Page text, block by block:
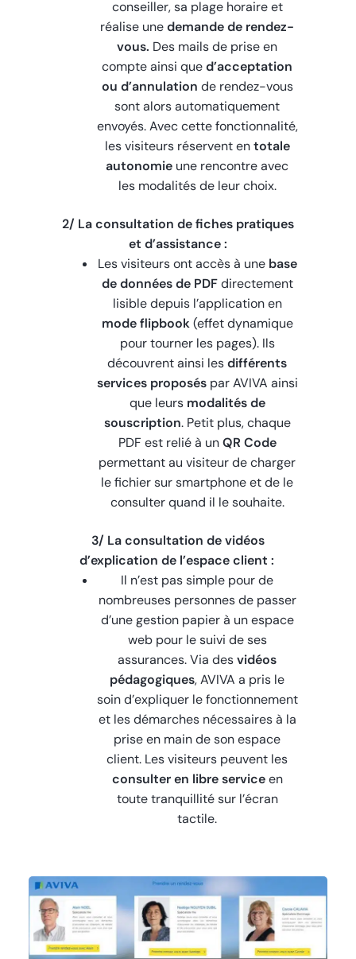
conseiller, sa plage horaire et
réalise unedemande de rendez-
vous. Des mails de prise en
compteainsi qued’acceptation
ou d’annulation de rendez-vous
sont alors automatiquement
envoyés. Avec cette fonctionnalité,
les visiteurs réservent entotale
autonomie une rencontre avec
les modalités de leur choix.
2/ La consultation de fiches pratiques
et d’assistance :
Les visiteurs ont accès à une base
de données de PDFdirectement
lisible depuis l’application en
mode flipbook(effet dynamique
pour tourner les pages). Ils
découvrent ainsi lesdifférents
services proposés par AVIVA ainsi
que leurs modalités de
souscription. Petit plus, chaque
PDF est relié à unQR Code
permettant au visiteur de charger
le fichier sur smartphone et de le
consulter quand il le souhaite.
3/ La consultation de vidéos
d’explication de l’espace client :
Il n’est pas simple pour de
nombreuses personnes de passer
d’une gestion papier à un espace
web pour le suivi de ses
assurances. Via desvidéos
pédagogiques, AVIVA a pris le
soin d’expliquer le fonctionnement
et les démarches nécessaires à la
prise en main de son espace
client. Les visiteurs peuvent les
consulter en libre serviceen
toute tranquillité sur l’écran
tactile.